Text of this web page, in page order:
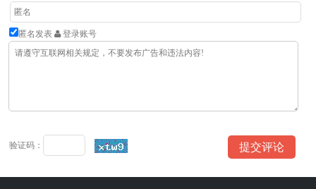
匿名发表 登录账号
验证码：